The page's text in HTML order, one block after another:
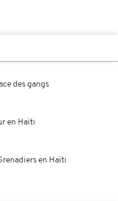
des gangs
en Haïti
en Haïti